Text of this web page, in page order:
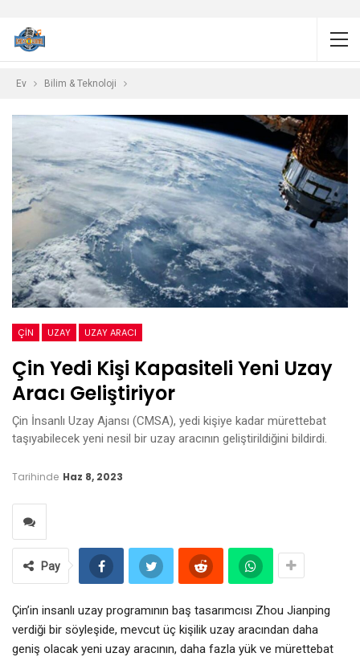
Ev Bilim & Teknoloji
ÇIN UZAY UZAY ARACI
Çin Yedi Kişi Kapasiteli Yeni Uzay
Aracı Geliştiriyor
Çin İnsanlı Uzay Ajansı (CMSA), yedi kişiye kadar mürettebat
taşıyabilecek yeni nesil bir uzay aracının geliştirildiğini bildirdi.
Tarihinde Haz 8, 2023
Pay
Çin’in insanlı uzay programının baş tasarımcısı Zhou Jianping
verdiği bir söyleşide, mevcut üç kişilik uzay aracından daha
geniş olacak yeni uzay aracının, daha fazla yük ve mürettebat